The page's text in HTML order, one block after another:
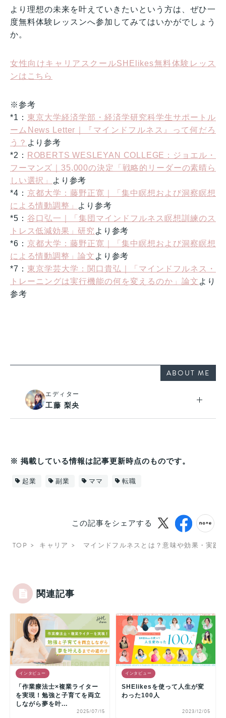
より理想の未来を叶えていきたいという方は、ぜひ一
度無料体験レッスンへ参加してみてはいかがでしょう
か。
女性向けキャリアスクールSHElikes無料体験レッス
ンはこちら
※参考
*1： 東京大学経済学部・経済学研究科学生サポートル
ームNews Letter｜『マインドフルネス』って何だろ
う？ より参考
*2：
ROBERTS WESLEYAN COLLEGE：ジョエル・
フーマンズ｜35,000の決定「戦略的リーダーの素晴ら
しい選択」
より参考
*4： 京都大学：藤野正寛｜「集中瞑想および洞察瞑想
による情動調整」 より参考
*5： 谷口弘一｜「集団マインドフルネス瞑想訓練のス
トレス低減効果」研究 より参考
*6：​​ 京都大学：藤野正寛｜「集中瞑想および洞察瞑想
による情動調整」論文 より参考
*7： 東京学芸大学：関口貴弘｜「マインドフルネス・
トレーニングは実行機能の何を変えるのか」論文 より
参考
ABOUT ME
エディター
工藤 梨央
※ 掲載している情報は記事更新時点のものです。
起業 副業 ママ 転職
この記事をシェアする
TOP キャリア マインドフルネスとは？意味や効果・実践
関連記事
インタビュー
「作業療法士×複業ライター
を実現！勉強と子育てを両立
しながら夢を叶...
2025/07/15
インタビュー
SHElikesを使って人生が変
わった100人
2023/12/05